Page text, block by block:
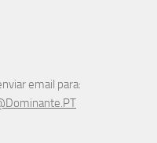
email para: